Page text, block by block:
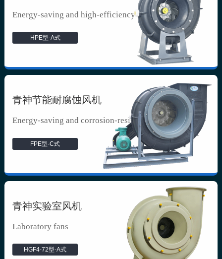
Energy-saving and high-efficiency f...
HPE型-A式
青神节能耐腐蚀风机
Energy-saving and corrosion-resista...
FPE型-C式
青神实验室风机
Laboratory fans
HGF4-72型-A式